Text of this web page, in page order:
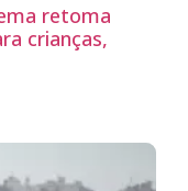
retoma
crianças,